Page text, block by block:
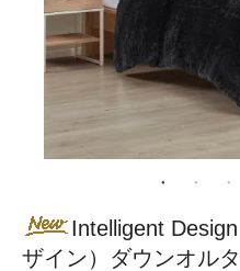
Intelligent
ザイン）ダウンオル